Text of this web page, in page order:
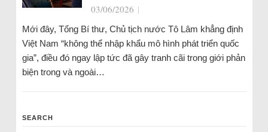
03/06/2026 |
Mới đây, Tổng Bí thư, Chủ tịch nước Tô Lâm khẳng định
Việt Nam “không thể nhập khẩu mô hình phát triển quốc
gia”, điều đó ngay lập tức đã gây tranh cãi trong giới phản
biện trong và ngoài…
SEARCH